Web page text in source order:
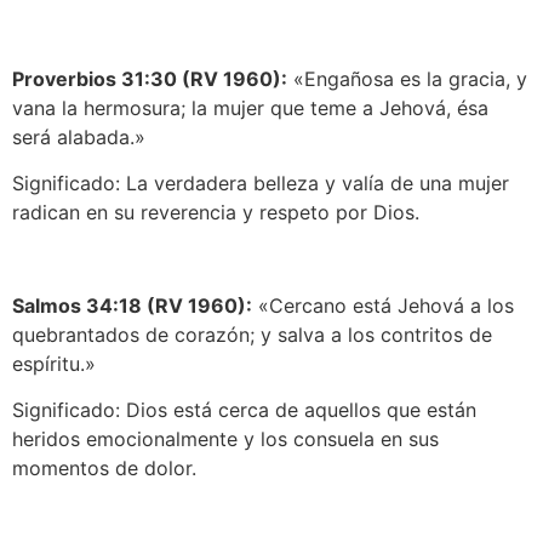
Proverbios 31:30 (RV 1960): «Engañosa es la gracia, y
vana la hermosura; la mujer que teme a Jehová, ésa
será alabada.»
Significado: La verdadera belleza y valía de una mujer
radican en su reverencia y respeto por Dios.
Salmos 34:18 (RV 1960): «Cercano está Jehová a los
quebrantados de corazón; y salva a los contritos de
espíritu.»
Significado: Dios está cerca de aquellos que están
heridos emocionalmente y los consuela en sus
momentos de dolor.